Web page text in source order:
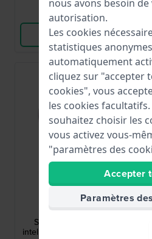
Comparer
Voir les produits
Garmin
010-02839-01
Lily 2 Sport 35 mm
Smartwatch - Montre
intelligente multisport pour
-15%
nous avons besoin
autorisation.
Les cookies
statistiques
automatiquement
cliquez sur "accepter
cookies", vous
les cookies facultatifs.
souhaitez choisir les
vous activez vous-
"paramètres des
Accepter
Paramètres